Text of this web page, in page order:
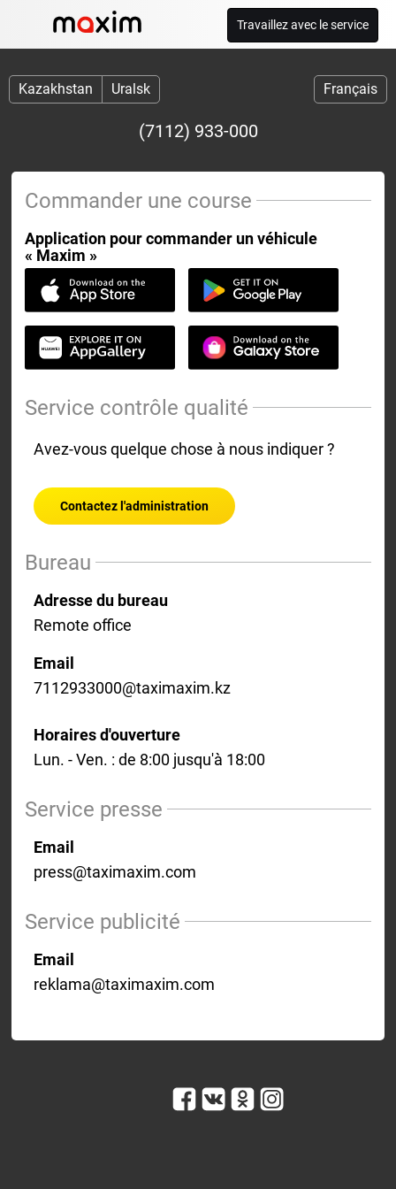
Travaillez avec le service
Kazakhstan Uralsk
(7112) 933-000
Français
Commander une course
Application pour commander un véhicule
« Maxim »
Service contrôle qualité
Avez-vous quelque chose à nous indiquer ?
Contactez l'administration
Bureau
Adresse du bureau
Remote office
Email
7112933000@taximaxim.kz
Horaires d'ouverture
Lun. - Ven. : de 8:00 jusqu'à 18:00
Service presse
Email
press@taximaxim.com
Service publicité
Email
reklama@taximaxim.com